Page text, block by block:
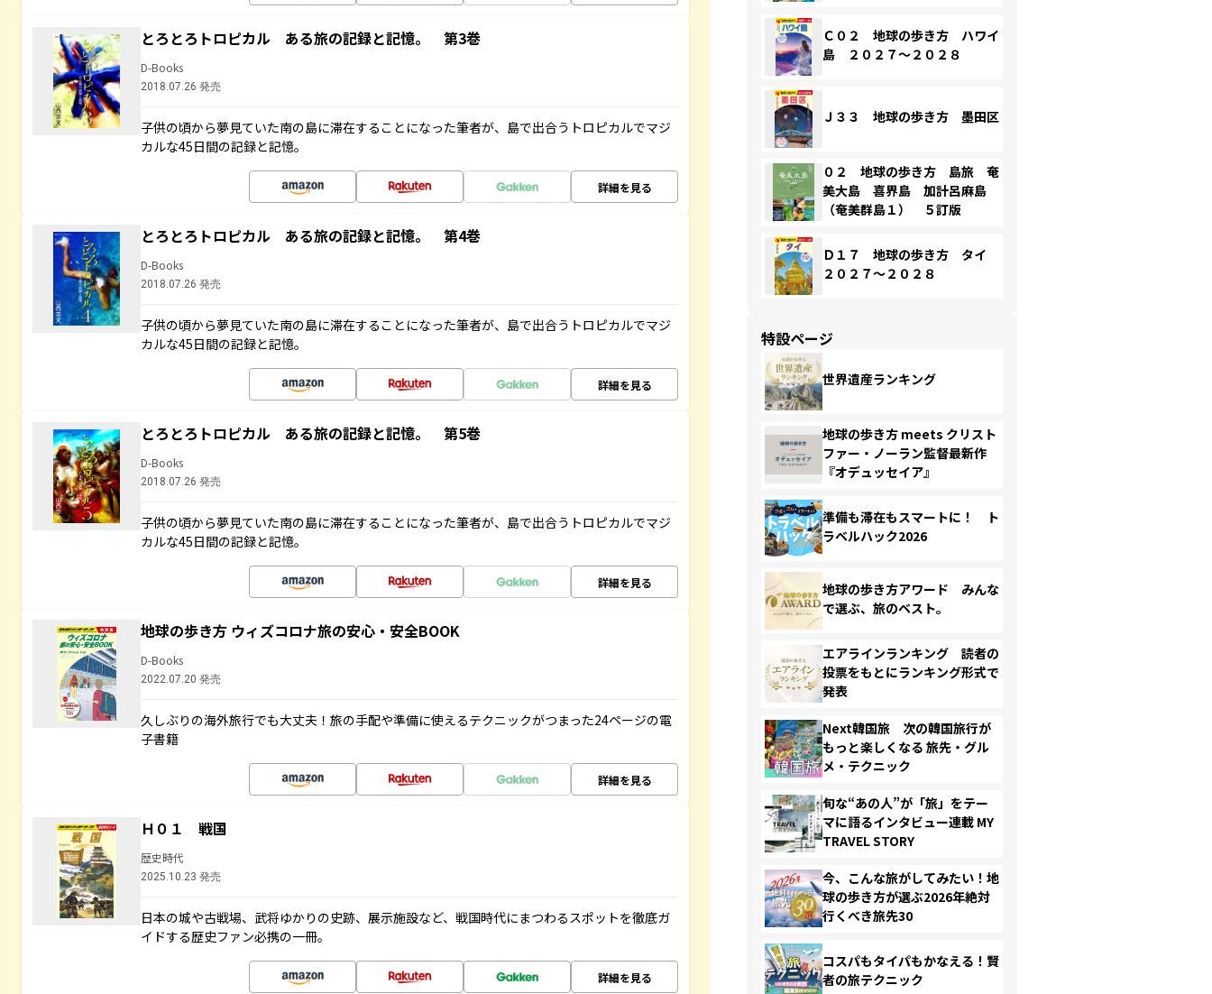
とろとろトロピカル ある旅の記録と記憶。 第3巻
D-Books
2018.07.26 発売
子供の頃から夢見ていた南の島に滞在することになった筆者が、島で出合うトロピカルでマジ
カルな45日間の記録と記憶。
詳細を見る
とろとろトロピカル ある旅の記録と記憶。 第4巻
D-Books
2018.07.26 発売
子供の頃から夢見ていた南の島に滞在することになった筆者が、島で出合うトロピカルでマジ
カルな45日間の記録と記憶。
詳細を見る
とろとろトロピカル ある旅の記録と記憶。 第5巻
D-Books
2018.07.26 発売
子供の頃から夢見ていた南の島に滞在することになった筆者が、島で出合うトロピカルでマジ
カルな45日間の記録と記憶。
詳細を見る
地球の歩き方 ウィズコロナ旅の安心・安全BOOK
D-Books
2022.07.20 発売
久しぶりの海外旅行でも大丈夫！旅の手配や準備に使えるテクニックがつまった24ページの電
子書籍
詳細を見る
Ｈ０１ 戦国
歴史時代
2025.10.23 発売
日本の城や古戦場、武将ゆかりの史跡、展示施設など、戦国時代にまつわるスポットを徹底ガ
イドする歴史ファン必携の一冊。
詳細を見る
Ｃ０２ 地球の歩き方 ハワイ
島 ２０２７～２０２８
Ｊ３３ 地球の歩き方 墨田区
０２ 地球の歩き方 島旅 奄
美大島 喜界島 加計呂麻島
（奄美群島１） ５訂版
Ｄ１７ 地球の歩き方 タイ
２０２７～２０２８
特設ページ
世界遺産ランキング
地球の歩き方 meets クリスト
ファー・ノーラン監督最新作
『オデュッセイア』
準備も滞在もスマートに！ ト
ラベルハック2026
地球の歩き方アワード みんな
で選ぶ、旅のベスト。
エアラインランキング 読者の
投票をもとにランキング形式で
発表
Next韓国旅 次の韓国旅行が
もっと楽しくなる 旅先・グル
メ・テクニック
旬な“あの人”が「旅」をテー
マに語るインタビュー連載 MY
TRAVEL STORY
今、こんな旅がしてみたい！地
球の歩き方が選ぶ2026年絶対
行くべき旅先30
コスパもタイパもかなえる！賢
者の旅テクニック